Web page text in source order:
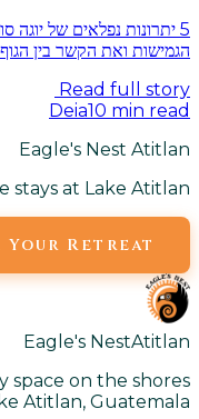
5 יתרונות נפלאים של
הגמישות ואת הקשר בין
Read full story
Deia10 min read
Eagle's Nest Atitlan
stays at Lake Atitlan
Your Retreat
Eagle's NestAtitlan
on the shores
Atitlan, Guatemala.